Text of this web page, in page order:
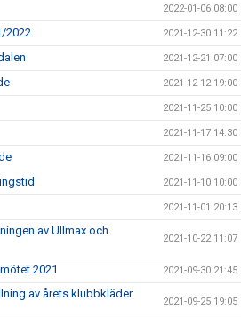
2022-01-06 08:00
2022 2021-12-30 11:22
2021-12-21 07:00
2021-12-12 19:00
2021-11-25 10:00
2021-11-17 14:30
2021-11-16 09:00
2021-11-10 10:00
2021-11-01 20:13
av Ullmax och
2021-10-22 11:07
2021 2021-09-30 21:45
av årets klubbkläder
2021-09-25 19:05